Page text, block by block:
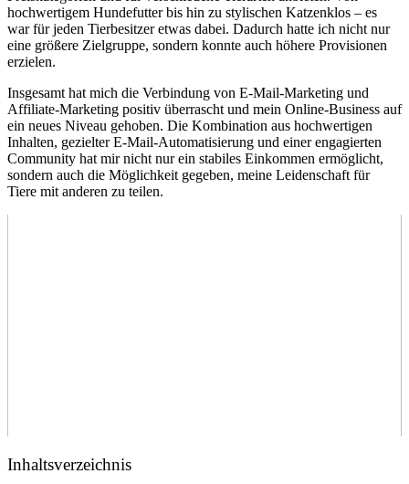
hochwertigem Hundefutter ‍bis hin zu stylischen Katzenklos – es
war für ⁢jeden Tierbesitzer etwas dabei. Dadurch hatte ich nicht nur
eine größere Zielgruppe,‌ sondern konnte auch höhere Provisionen
⁣erzielen.
Insgesamt hat mich die Verbindung von E-Mail-Marketing und
Affiliate-Marketing positiv überrascht ⁢und mein Online-Business auf
⁢ein neues Niveau gehoben. Die Kombination aus hochwertigen
Inhalten, ⁢gezielter ⁤E-Mail-Automatisierung und einer engagierten
Community hat mir nicht nur ein stabiles Einkommen ermöglicht,⁣
sondern ​auch die⁣ Möglichkeit⁤ gegeben,‍ meine Leidenschaft für
Tiere mit⁤ anderen zu teilen.
Inhaltsverzeichnis